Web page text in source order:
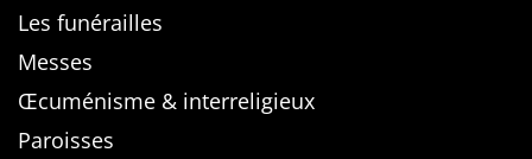
Les funérailles
Messes
Œcuménisme & interreligieux
Paroisses